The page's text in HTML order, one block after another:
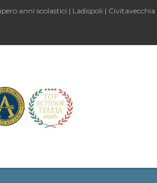
anni scolastici | Ladispoli |